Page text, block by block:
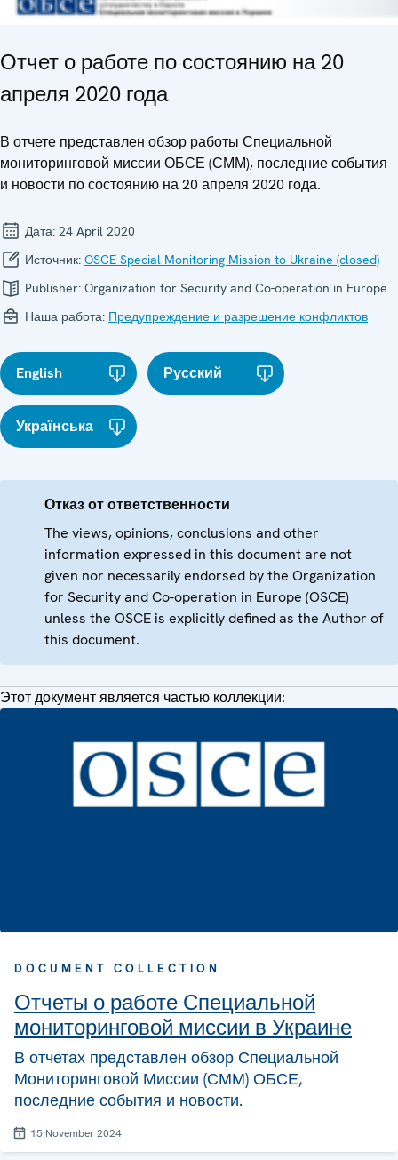
Отчет о работе по состоянию на 20
апреля 2020 года
В отчете представлен обзор работы Специальной
мониторинговой миссии ОБСЕ (СММ), последние события
и новости по состоянию на 20 апреля 2020 года.
Дата: 24 April 2020
Источник: OSCE Special Monitoring Mission to Ukraine (closed)
Publisher: Organization for Security and Co-operation in Europe
Наша работа: Предупреждение и разрешение конфликтов
English Русский
Українська
Отказ от ответственности
The views, opinions, conclusions and other
information expressed in this document are not
given nor necessarily endorsed by the Organization
for Security and Co-operation in Europe (OSCE)
unless the OSCE is explicitly defined as the Author of
this document.
Этот документ является частью коллекции:
DOCUMENT COLLECTION
Отчеты о работе Специальной
мониторинговой миссии в Украине
В отчетах представлен обзор Специальной
Мониторинговой Миссии (СММ) ОБСЕ,
последние события и новости.
15 November 2024